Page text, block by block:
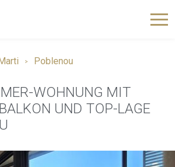
Poblenou
WOHNUNG MIT
UND TOP-LAGE